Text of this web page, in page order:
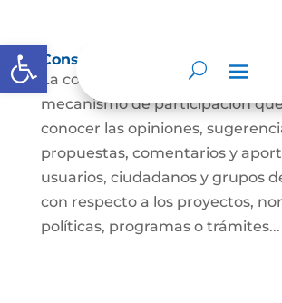
Abrir barra de herramientas
Consulta ciudadana
La consulta a la ciudadanía es un
mecanismo de participación
conocer las opiniones,
propuestas, comentarios y
usuarios, ciudadanos y grupos
con respecto a los proyectos,
políticas, programas o trámites...